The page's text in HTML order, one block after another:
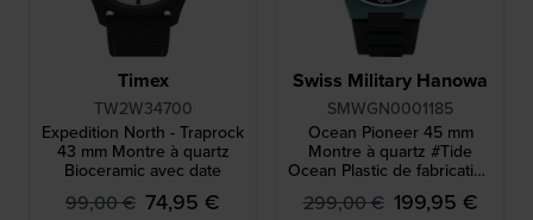
Timex
TW2W34700
Expedition North - Traprock
43 mm Montre à quartz
Bioceramic avec date
99,00 € 74,95 €
Swiss Military Hanowa
SMWGN0001185
Ocean Pioneer 45 mm
Montre à quartz #Tide
Ocean Plastic de fabrication
suisse avec date
299,00 € 199,95 €